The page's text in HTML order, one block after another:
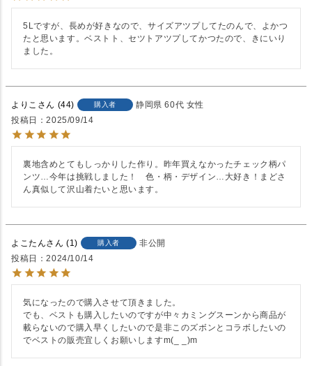
5Lですが、長めが好きなので、サイズアツプしてたのんで、よかつ
たと思います。ベストト、セツトアツプしてかつたので、きにいり
ました。
よりこ 44 購入者 静岡県 60代 女性
投稿日
2025/09/14
裏地含めとてもしっかりした作り。昨年買えなかったチェック柄パ
ンツ…今年は挑戦しました！　色・柄・デザイン…大好き！まどさ
ん真似して沢山着たいと思います。
よこたん 1 購入者
非公開
投稿日
2024/10/14
気になったので購入させて頂きました。
でも、ベストも購入したいのですが中々カミングスーンから商品が
載らないので購入早くしたいので是非このズボンとコラボしたいの
でベストの販売宜しくお願いしますm(_ _)m